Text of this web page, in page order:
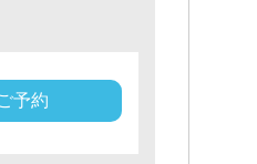
予約